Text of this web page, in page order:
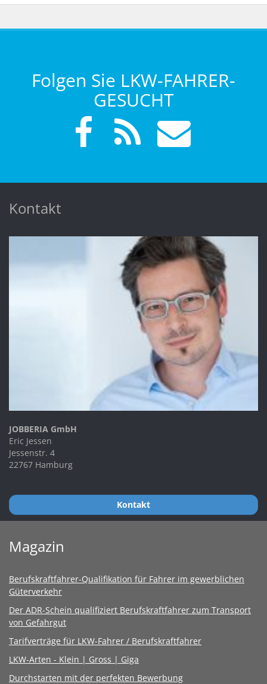
Folgen Sie LKW-FAHRER-
GESUCHT
Kontakt
JOBBERIA GmbH
Eric Jessen
Jessenstr. 4
22767 Hamburg
Kontakt
Magazin
Berufskraftfahrer-Qualifikation für Fahrer im gewerblichen
Güterverkehr
Der ADR-Schein qualifiziert Berufskraftfahrer zum Transport
von Gefahrgut
Tarifverträge für LKW-Fahrer / Berufskraftfahrer
LKW-Arten - Klein | Gross | Giga
Durchstarten mit der perfekten Bewerbung